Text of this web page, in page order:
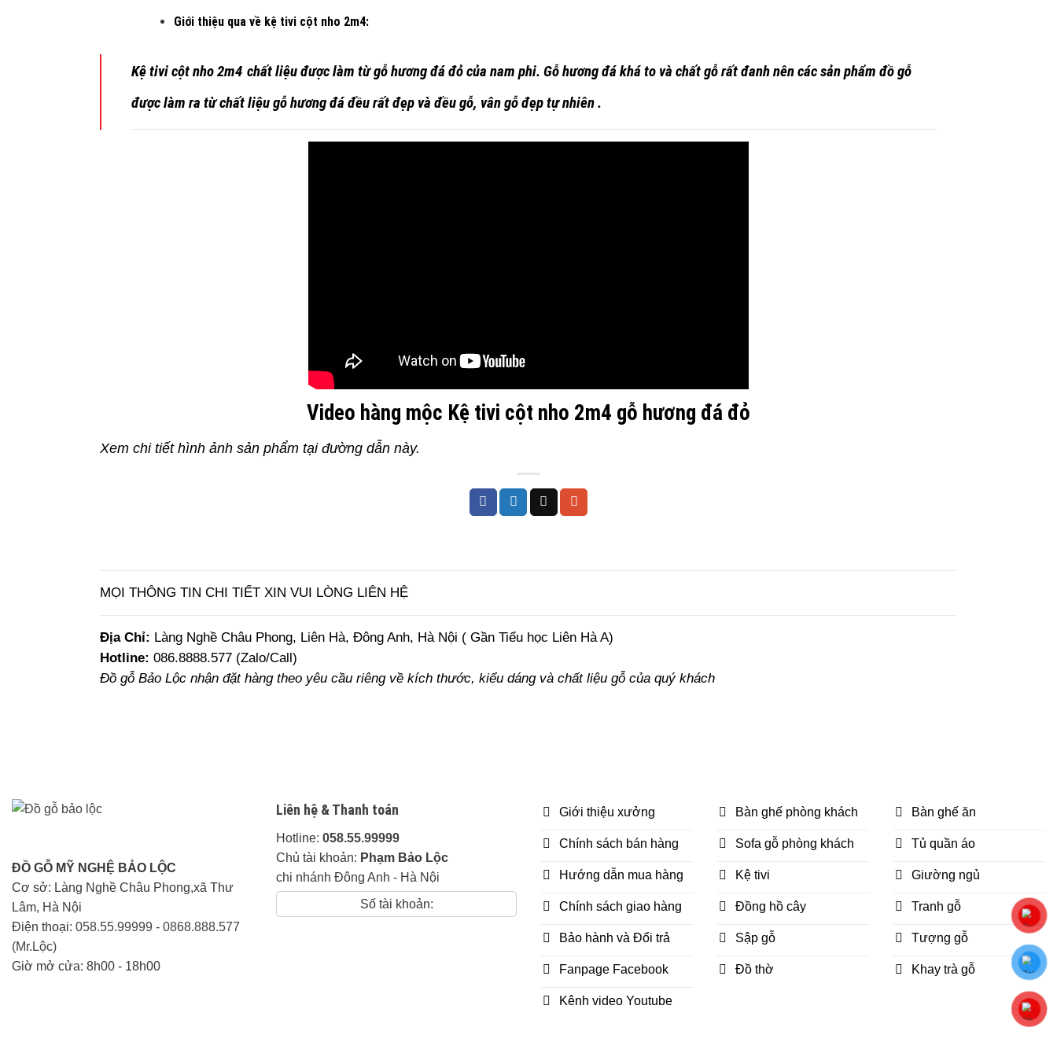
Giới thiệu qua về kệ tivi cột nho 2m4:
Kệ tivicột nho 2m4 chất liệu được làm từ gỗ hương đá đỏ của nam phi. Gỗ hương đákhá to và chất gỗ rất đanh nên các sản phẩm đồ gỗ
được làm ra từ chất liệu gỗ hương đá đều rất đẹp và đều gỗ, vân gỗ đẹp tự nhiên .
Video hàng mộc Kệ tivi cột nho 2m4 gỗ hương đá đỏ
Xem chi tiết hình ảnh sản phẩm tại đường dẫn này.
MỌI THÔNG TIN CHI TIẾT XIN VUI LÒNG LIÊN HỆ
Địa Chỉ: Làng Nghề Châu Phong, Liên Hà, Đông Anh, Hà Nội ( Gần Tiểu học Liên Hà A)
Hotline: 086.8888.577 (Zalo/Call)
Đồ gỗ Bảo Lộc nhận đặt hàng theo yêu cầu riêng về kích thước, kiểu dáng và chất liệu gỗ của quý khách
ĐỒ GỖ MỸ NGHỆ BẢO LỘC
Cơ sở: Làng Nghề Châu Phong,xã Thư
Lâm, Hà Nội
Điện thoại: 058.55.99999 - 0868.888.577
(Mr.Lộc)
Giờ mở cửa: 8h00 - 18h00
Liên hệ & Thanh toán
Hotline: 058.55.99999
Chủ tài khoản: Phạm Bảo Lộc
chi nhánh Đông Anh - Hà Nội
Số tài khoản:
Giới thiệu xưởng
Chính sách bán hàng
Hướng dẫn mua hàng
Chính sách giao hàng
Bảo hành và Đổi trả
Fanpage Facebook
Kênh video Youtube
Bàn ghế phòng khách
Sofa gỗ phòng khách
Kệ tivi
Đồng hồ cây
Sập gỗ
Đồ thờ
Bàn ghế ăn
Tủ quần áo
Giường ngủ
Tranh gỗ
Tượng gỗ
Khay trà gỗ